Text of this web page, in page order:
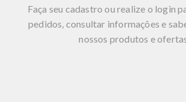
Faça seu cadastro ou realize o login
pedidos, consultar informações e
nossos produtos e